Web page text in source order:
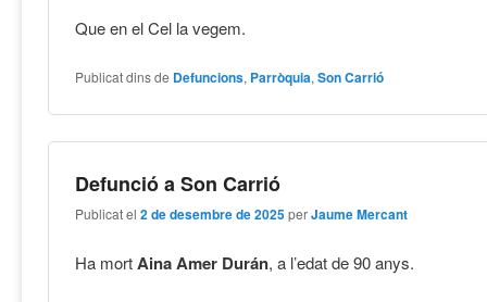
Que en el Cel la vegem.
Publicat dins de Defuncions, Parròquia,Son Carrió
Defunció a Son Carrió
Publicat el2 de desembre de 2025 perJaume Mercant
Ha mortAina Amer Durán, a l’edat de 90 anys.